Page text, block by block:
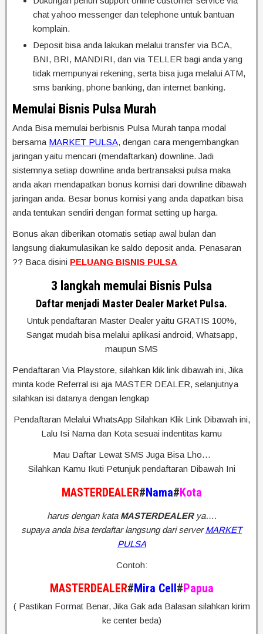
chat yahoo messenger dan telephone untuk bantuan
komplain.
Deposit bisa anda lakukan melalui transfer via BCA,
BNI, BRI, MANDIRI, dan via TELLER bagi anda yang
tidak mempunyai rekening, serta bisa juga melalui ATM,
sms banking, phone banking, dan internet banking.
Memulai Bisnis Pulsa Murah
Anda Bisa memulai berbisnis Pulsa Murah tanpa modal
bersama MARKET PULSA, dengan cara mengembangkan
jaringan yaitu mencari (mendaftarkan) downline. Jadi
sistemnya setiap downline anda bertransaksi pulsa maka
anda akan mendapatkan bonus komisi dari downline dibawah
jaringan anda. Besar bonus komisi yang anda dapatkan bisa
anda tentukan sendiri dengan format setting up harga.
Bonus akan diberikan otomatis setiap awal bulan dan
langsung diakumulasikan ke saldo deposit anda. Penasaran
?? Baca disini PELUANG BISNIS PULSA
3 langkah memulai Bisnis Pulsa
Daftar menjadi Master Dealer Market Pulsa.
Untuk pendaftaran Master Dealer yaitu GRATIS 100%,
Sangat mudah bisa melalui aplikasi android, Whatsapp,
maupun SMS
Pendaftaran Via Playstore, silahkan klik link dibawah ini, Jika
minta kode Referral isi aja MASTER DEALER, selanjutnya
silahkan isi datanya dengan lengkap
Pendaftaran Melalui WhatsApp Silahkan Klik Link Dibawah ini,
Lalu Isi Nama dan Kota sesuai indentitas kamu
Mau Daftar Lewat SMS Juga Bisa Lho…
Silahkan Kamu Ikuti Petunjuk pendaftaran Dibawah Ini
MASTERDEALER#Nama#Kota
harus dengan kata MASTERDEALER ya….
supaya anda bisa terdaftar langsung dari serverMARKET
PULSA
Contoh:
MASTERDEALER#Mira Cell#Papua
( Pastikan Format Benar, Jika Gak ada Balasan silahkan kirim
ke center beda)